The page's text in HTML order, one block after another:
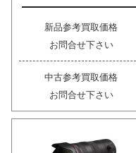
新品参考買取価格
お問合せ下さい
中古参考買取価格
お問合せ下さい